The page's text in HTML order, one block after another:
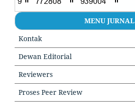
MENU JURNAL
Kontak
Dewan Editorial
Reviewers
Proses Peer Review